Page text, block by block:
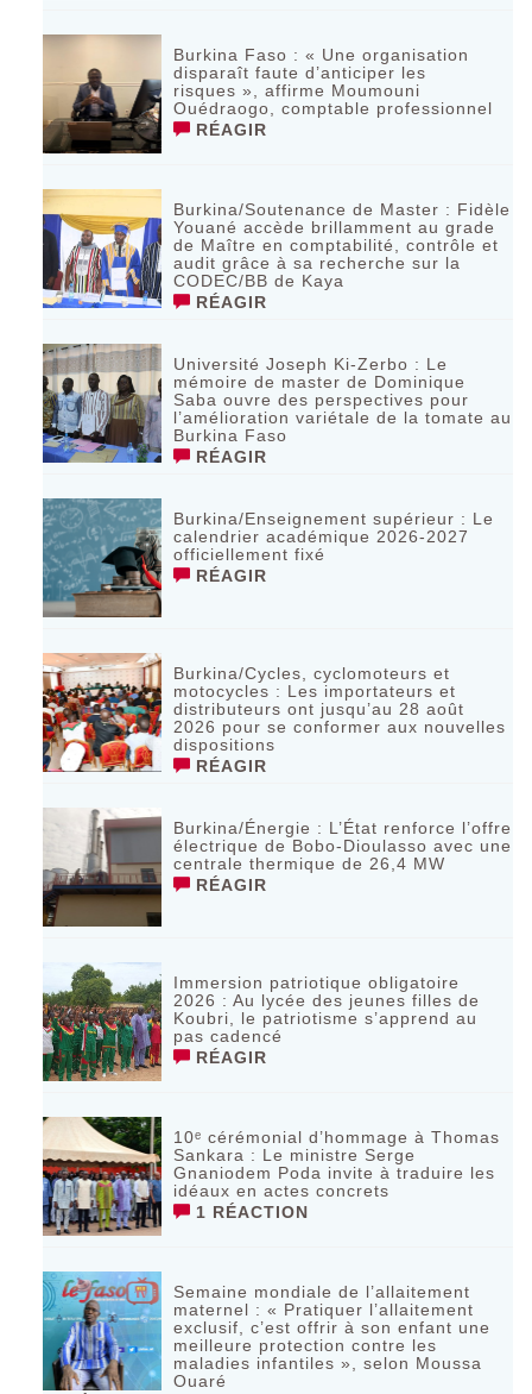
Burkina Faso : « Une organisation
disparaît faute d’anticiper les
risques », affirme Moumouni
Ouédraogo, comptable professionnel
RÉAGIR
Burkina/Soutenance de Master : Fidèle
Youané accède brillamment au grade
de Maître en comptabilité, contrôle et
audit grâce à sa recherche sur la
CODEC/BB de Kaya
RÉAGIR
Université Joseph Ki-Zerbo : Le
mémoire de master de Dominique
Saba ouvre des perspectives pour
l’amélioration variétale de la tomate au
Burkina Faso
RÉAGIR
Burkina/Enseignement supérieur : Le
calendrier académique 2026-2027
officiellement fixé
RÉAGIR
Burkina/Cycles, cyclomoteurs et
motocycles : Les importateurs et
distributeurs ont jusqu’au 28 août
2026 pour se conformer aux nouvelles
dispositions
RÉAGIR
Burkina/Énergie : L’État renforce l’offre
électrique de Bobo-Dioulasso avec une
centrale thermique de 26,4 MW
RÉAGIR
Immersion patriotique obligatoire
2026 : Au lycée des jeunes filles de
Koubri, le patriotisme s’apprend au
pas cadencé
RÉAGIR
10ᵉ cérémonial d’hommage à Thomas
Sankara : Le ministre Serge
Gnaniodem Poda invite à traduire les
idéaux en actes concrets
1 RÉACTION
Semaine mondiale de l’allaitement
maternel : « Pratiquer l’allaitement
exclusif, c’est offrir à son enfant une
meilleure protection contre les
maladies infantiles », selon Moussa
Ouaré